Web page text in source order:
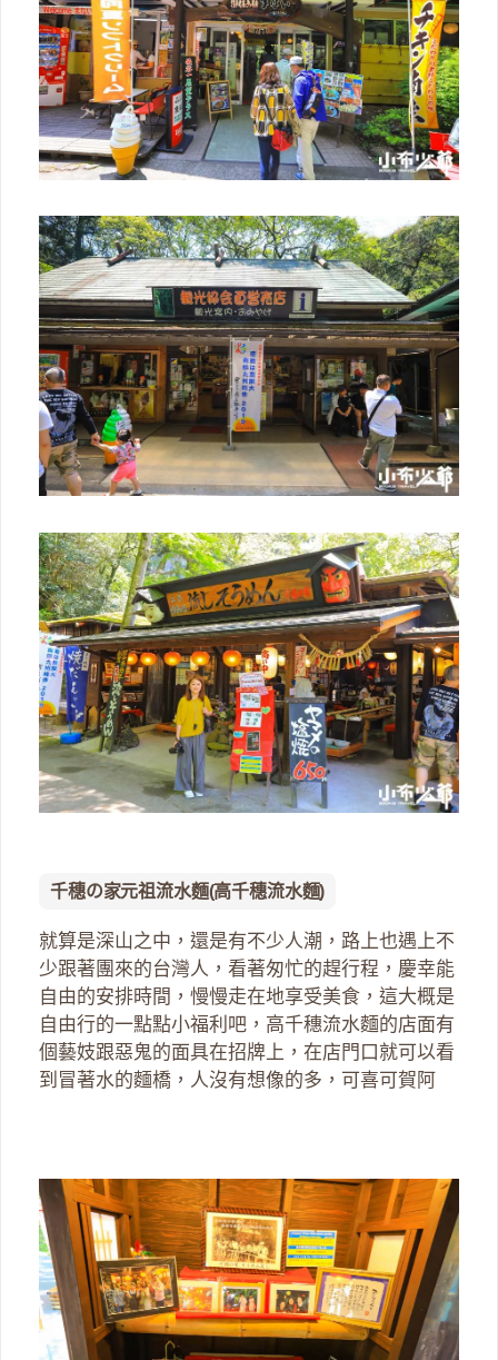
千穗の家元祖流水麵(高千穗流水麵)
就算是深山之中，還是有不少人潮，路上也遇上不
少跟著團來的台灣人，看著匆忙的趕行程，慶幸能
自由的安排時間，慢慢走在地享受美食，這大概是
自由行的一點點小福利吧，高千穗流水麵的店面有
個藝妓跟惡鬼的面具在招牌上，在店門口就可以看
到冒著水的麵橋，人沒有想像的多，可喜可賀阿